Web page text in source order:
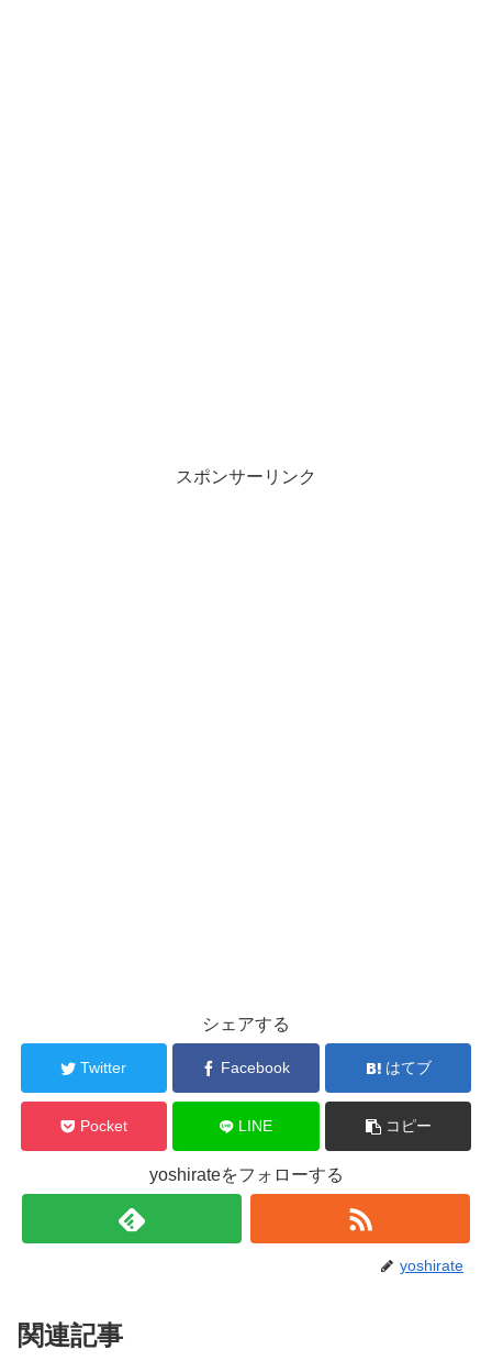
スポンサーリンク
シェアする
Twitter Facebook はてブ
Pocket LINE コピー
yoshirateをフォローする
yoshirate
関連記事